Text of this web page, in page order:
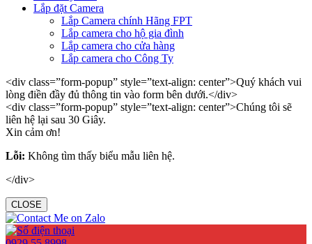
Lắp đặt Camera
Lắp Camera chính Hãng FPT
Lắp camera cho hộ gia đình
Lắp camera cho cửa hàng
Lắp camera cho Công Ty
<div class=”form-popup” style=”text-align: center”>Quý khách vui
lòng điền đầy đủ thông tin vào form bên dưới.</div>
<div class=”form-popup” style=”text-align: center”>Chúng tôi sẽ
liên hệ lại sau 30 Giây.
Xin cảm ơn!
Lỗi: Không tìm thấy biểu mẫu liên hệ.
</div>
CLOSE